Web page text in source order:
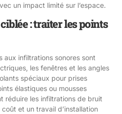
un impact limité sur l’espace.
: traiter les points
aux infiltrations sonores sont
les fenêtres et les angles
spéciaux pour prises
élastiques ou mousses
réduire les infiltrations de bruit
et un travail d’installation